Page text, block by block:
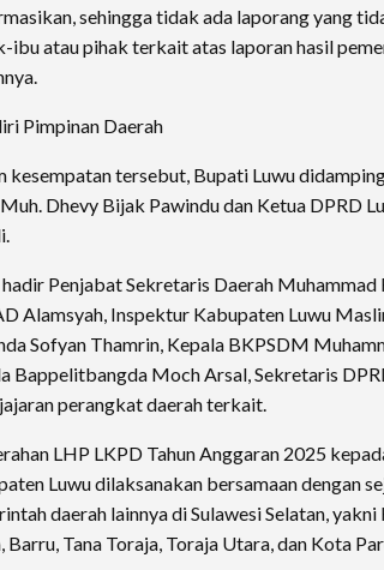
sehingga tidak ada laporang yang
ibu atau pihak terkait atas laporan hasil
Pimpinan Daerah
kesempatan tersebut, Bupati Luwu
Dhevy Bijak Pawindu dan Ketua DPRD
Penjabat Sekretaris Daerah Muhammad
Alamsyah, Inspektur Kabupaten Luwu
Sofyan Thamrin, Kepala BKPSDM
Bappelitbangda Moch Arsal, Sekretaris
perangkat daerah terkait.
LHP LKPD Tahun Anggaran 2025
Luwu dilaksanakan bersamaan dengan
daerah lainnya di Sulawesi Selatan,
Barru, Tana Toraja, Toraja Utara, dan Kota